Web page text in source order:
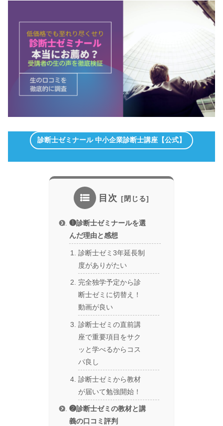
診断士ゼミナール 中小企業診断士講座【公式】
目次
❶診断士ゼミナールを選
んだ理由と感想
診断士ゼミ3年延長制
度がありがたい
完全独学予定から診
断士ゼミに切替え！
動画が良い
診断士ゼミの直前講
座で重要項目をサク
ッと学べるからコス
パ良し
診断士ゼミから教材
が届いて勉強開始！
❷診断士ゼミの教材と講
義の口コミ評判